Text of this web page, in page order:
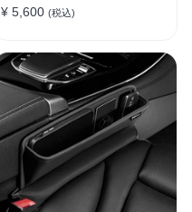
¥ 5,600 (税込)